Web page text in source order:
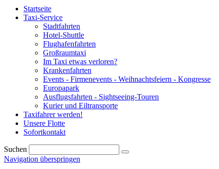
Startseite
Taxi-Service
Stadtfahrten
Hotel-Shuttle
Flughafenfahrten
Großraumtaxi
Im Taxi etwas verloren?
Krankenfahrten
Events - Firmenevents - Weihnachtsfeiern - Kongresse
Europapark
Ausflugsfahrten - Sightseeing-Touren
Kurier und Eiltransporte
Taxifahrer werden!
Unsere Flotte
Sofortkontakt
Suchen
Navigation überspringen